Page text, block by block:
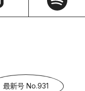
最新号 No.931